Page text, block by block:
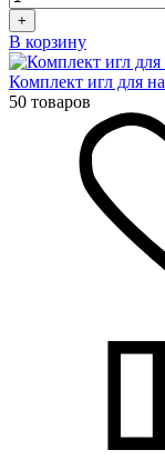
+
В корзину
Комплект игл для
50 товаров